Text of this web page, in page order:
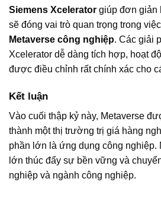
Siemens Xcelerator giúp đơn giản
sẽ đóng vai trò quan trọng trong
Metaverse công nghiệp. Các giải
Xcelerator dễ dàng tích hợp, hoạt
được điều chỉnh rất chính xác cho
Kết luận
Vào cuối thập kỷ này, Metaverse
thành một thị trường trị giá hàng
phần lớn là ứng dụng công nghiệp.
lớn thúc đẩy sự bền vững và
nghiệp và ngành công nghiệp.